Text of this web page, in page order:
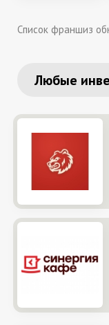
Список франшиз
Любые